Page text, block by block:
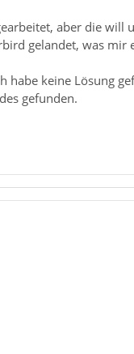
aber die
gelandet, was mir
habe keine Lösung
gefunden.